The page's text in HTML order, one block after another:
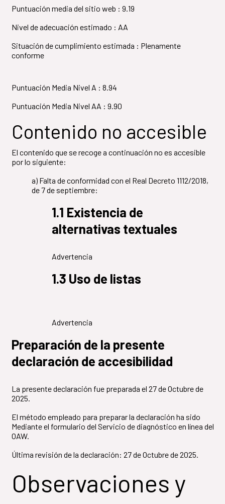
Puntuación media del sitio web : 9.19
Nivel de adecuación estimado : AA
Situación de cumplimiento estimada : Plenamente
conforme
Puntuación Media Nivel A : 8.94
Puntuación Media Nivel AA : 9.90
Contenido no accesible
El contenido que se recoge a continuación no es accesible
por lo siguiente:
a) Falta de conformidad con el Real Decreto 1112/2018,
de 7 de septiembre:
1.1 Existencia de
alternativas textuales
Advertencia
1.3 Uso de listas
Advertencia
Preparación de la presente
declaración de accesibilidad
La presente declaración fue preparada el 27 de Octubre de
2025.
El método empleado para preparar la declaración ha sido
Mediante el formulario del Servicio de diagnóstico en línea del
OAW.
Última revisión de la declaración: 27 de Octubre de 2025.
Observaciones y